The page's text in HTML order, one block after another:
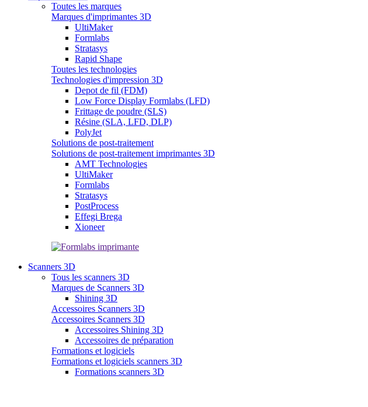
Toutes les marques
Marques d'imprimantes 3D
UltiMaker
Formlabs
Stratasys
Rapid Shape
Toutes les technologies
Technologies d'impression 3D
Depot de fil (FDM)
Low Force Display Formlabs (LFD)
Frittage de poudre (SLS)
Résine (SLA, LFD, DLP)
PolyJet
Solutions de post-traitement
Solutions de post-traitement imprimantes 3D
AMT Technologies
UltiMaker
Formlabs
Stratasys
PostProcess
Effegi Brega
Xioneer
Scanners 3D
Tous les scanners 3D
Marques de Scanners 3D
Shining 3D
Accessoires Scanners 3D
Accessoires Scanners 3D
Accessoires Shining 3D
Accessoires de préparation
Formations et logiciels
Formations et logiciels scanners 3D
Formations scanners 3D